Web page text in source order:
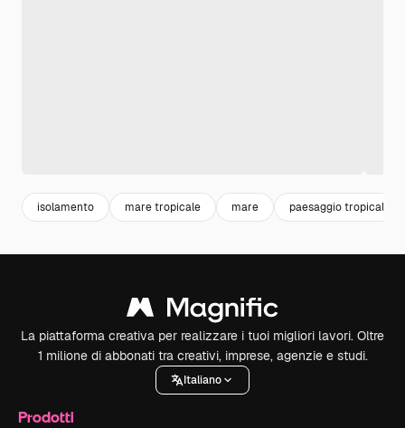
isolamento mare tropicale mare paesaggio tropicale
La piattaforma creativa per realizzare i tuoi migliori lavori. Oltre
1 milione di abbonati tra creativi, imprese, agenzie e studi.
Italiano
Prodotti